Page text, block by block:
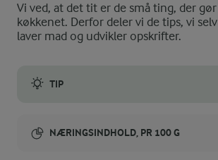
Vi ved, at det tit er de små ting, der
køkkenet. Derfor deler vi de tips, vi
laver mad og udvikler opskrifter.
TIP
NÆRINGSINDHOLD, PR 100 G